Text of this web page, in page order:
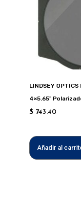
LINDSEY
4×5.65″
$ 743.40
Añadir al